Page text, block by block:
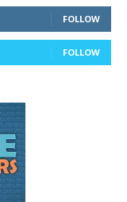
FOLLOW
FOLLOW